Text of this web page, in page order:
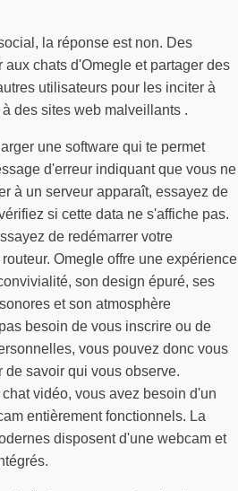
la réponse est non. Des
chats d'Omegle et partager des
utilisateurs pour les inciter à
des sites web malveillants .
une software qui te permet
d'erreur indiquant que vous ne
à un serveur apparaît, essayez de
si cette data ne s'affiche pas.
de redémarrer votre
Omegle offre une expérience
son design épuré, ses
et son atmosphère
besoin de vous inscrire ou de
vous pouvez donc vous
savoir qui vous observe.
vidéo, vous avez besoin d'un
entièrement fonctionnels. La
disposent d'une webcam et